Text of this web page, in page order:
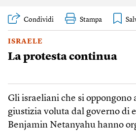
Condividi Stampa
ISRAELE
La protesta continua
Gli israeliani che si
giustizia voluta dal governo di
Benjamin Netanyahu hanno